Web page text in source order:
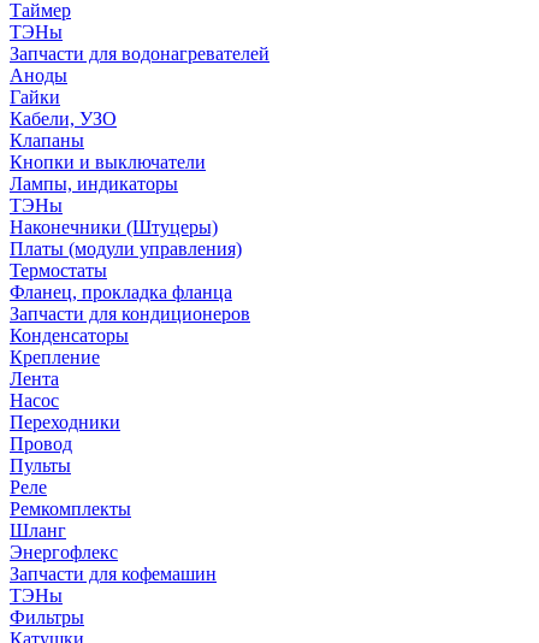
Таймер
ТЭНы
Запчасти для водонагревателей
Аноды
Гайки
Кабели, УЗО
Клапаны
Кнопки и выключатели
Лампы, индикаторы
ТЭНы
Наконечники (Штуцеры)
Платы (модули управления)
Термостаты
Фланец, прокладка фланца
Запчасти для кондиционеров
Конденсаторы
Крепление
Лента
Насос
Переходники
Провод
Пульты
Реле
Ремкомплекты
Шланг
Энергофлекс
Запчасти для кофемашин
ТЭНы
Фильтры
Катушки